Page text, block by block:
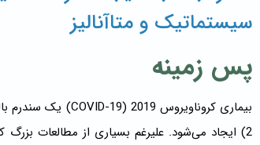
سیستماتیک و متاآنالیز
پس زمینه
2) ایجاد می‌شود. علیرغم بسیاری از مطالعات